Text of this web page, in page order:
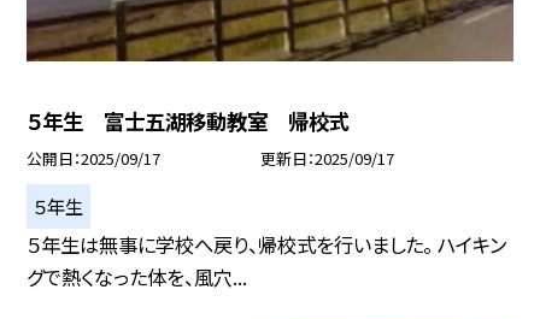
５年生 富士五湖移動教室 帰校式
公開日 2025/09/17 更新日 2025/09/17
５年生
５年生は無事に学校へ戻り、帰校式を行いました。 ハイキン
グで熱くなった体を、風穴...